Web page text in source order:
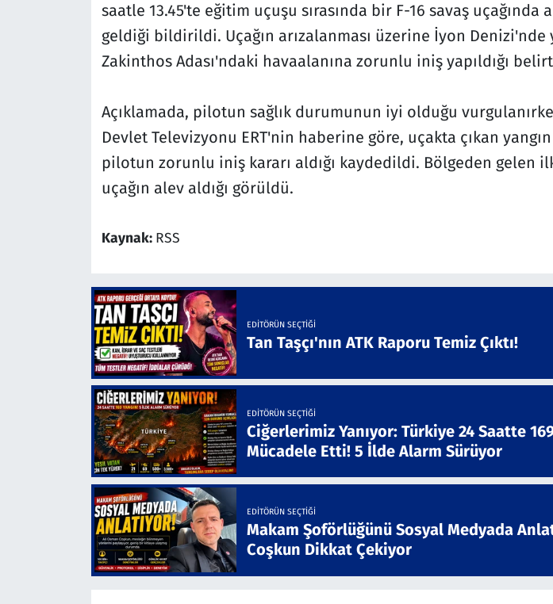
saatle 13.45'te eğitim uçuşu sırasında bir F-16 savaş uçağında
geldiği bildirildi. Uçağın arızalanması üzerine İyon Denizi'nde
Zakinthos Adası'ndaki havaalanına zorunlu iniş yapıldığı
Açıklamada, pilotun sağlık durumunun iyi olduğu
Devlet Televizyonu ERT'nin haberine göre, uçakta çıkan
pilotun zorunlu iniş kararı aldığı kaydedildi. Bölgeden gelen
uçağın alev aldığı görüldü.
Kaynak: RSS
EDITÖRÜN SEÇTIĞI
Tan Taşçı'nın ATK Raporu Temiz Çıktı!
EDITÖRÜN SEÇTIĞI
Ciğerlerimiz Yanıyor: Türkiye 24 Saatte
Mücadele Etti! 5 İlde Alarm Sürüyor
EDITÖRÜN SEÇTIĞI
Makam Şoförlüğünü Sosyal Medyada
Coşkun Dikkat Çekiyor